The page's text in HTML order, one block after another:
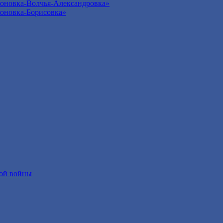
Волчья-Александровка»
Борисовка»
войны